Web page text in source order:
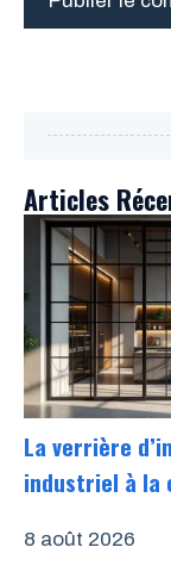
Articles
La verrière
industriel à la
8 août 2026